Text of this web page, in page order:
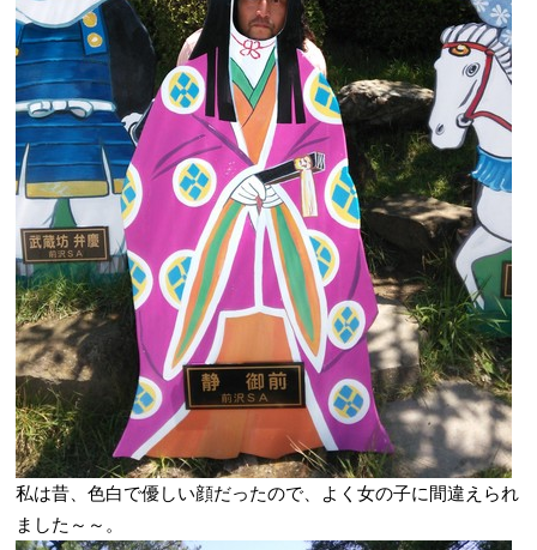
私は昔、色白で優しい顔だったので、よく女の子に間違えられ
ました～～。